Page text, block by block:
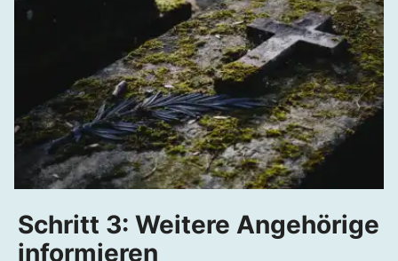
Schritt 3: Weitere Angehörige
informieren